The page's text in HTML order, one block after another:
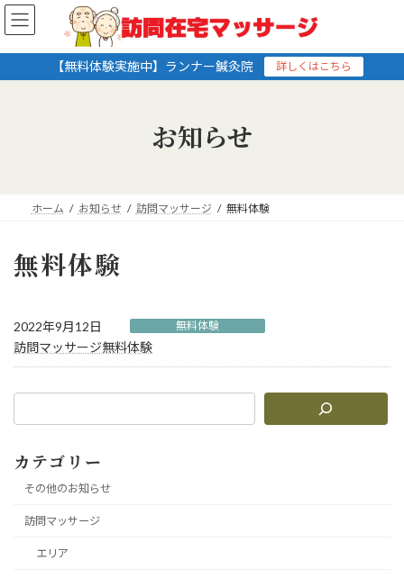
コ
ン
ツ
ナ
ビ
シ
【無料体験実施中】ランナー鍼灸院 詳しくはこちら
お知らせ
ホーム お知らせ 訪問マッサージ 無料体験
無料体験
2022年9月12日 無料体験
訪問マッサージ無料体験
カテゴリー
その他のお知らせ
訪問マッサージ
エリア